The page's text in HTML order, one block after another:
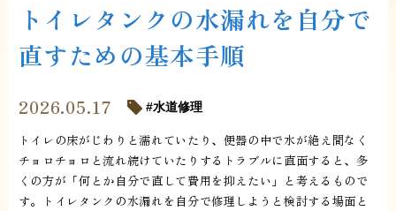
トイレタンクの水漏れを自分で
直すための基本手順
2026.05.17 水道修理
トイレの床がじわりと濡れていたり、便器の中で水が絶え間なく
チョロチョロと流れ続けていたりするトラブルに直面すると、多
くの方が「何とか自分で直して費用を抑えたい」と考えるもので
す。トイレタンクの水漏れを自分で修理しようと検討する場面と